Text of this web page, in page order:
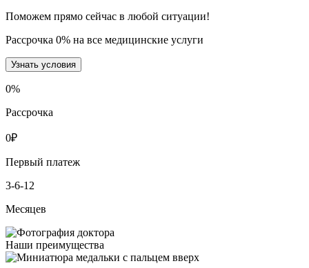
Поможем прямо сейчас в любой ситуации!
Рассрочка 0% на все медицинские услуги
Узнать условия
0%
Рассрочка
0₽
Первый платеж
3-6-12
Месяцев
Наши преимущества